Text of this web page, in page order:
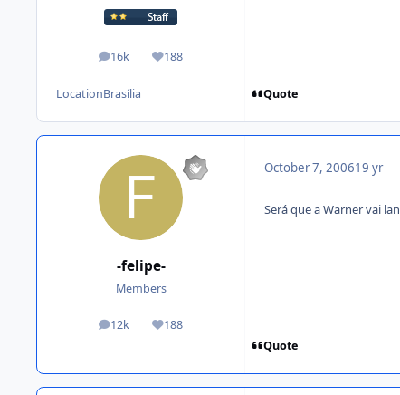
16k
posts 188
Reputation
LocationBrasília Quote
-felipe-
Members
12k
posts 188
Reputation
October 7, 200619 yr
Será que a Warner vai
Quote